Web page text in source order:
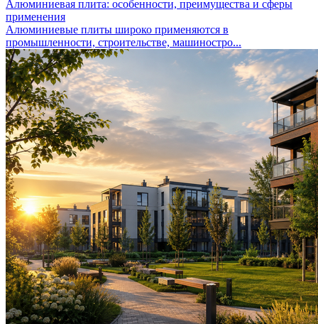
Алюминиевая плита: особенности, преимущества и сферы
применения
Алюминиевые плиты широко применяются в
промышленности, строительстве, машиностро...